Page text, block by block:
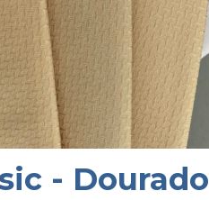
- Dourado